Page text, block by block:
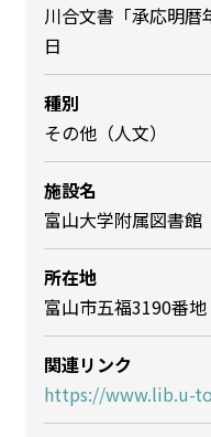
川合文書「承応明
日
種別
その他（人文）
施設名
富山大学附属図書館
所在地
富山市五福3190番地
関連リンク
https://www.lib.u-